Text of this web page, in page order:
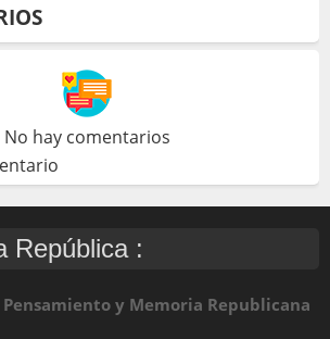
No hay comentarios
República :
y Memoria Republicana